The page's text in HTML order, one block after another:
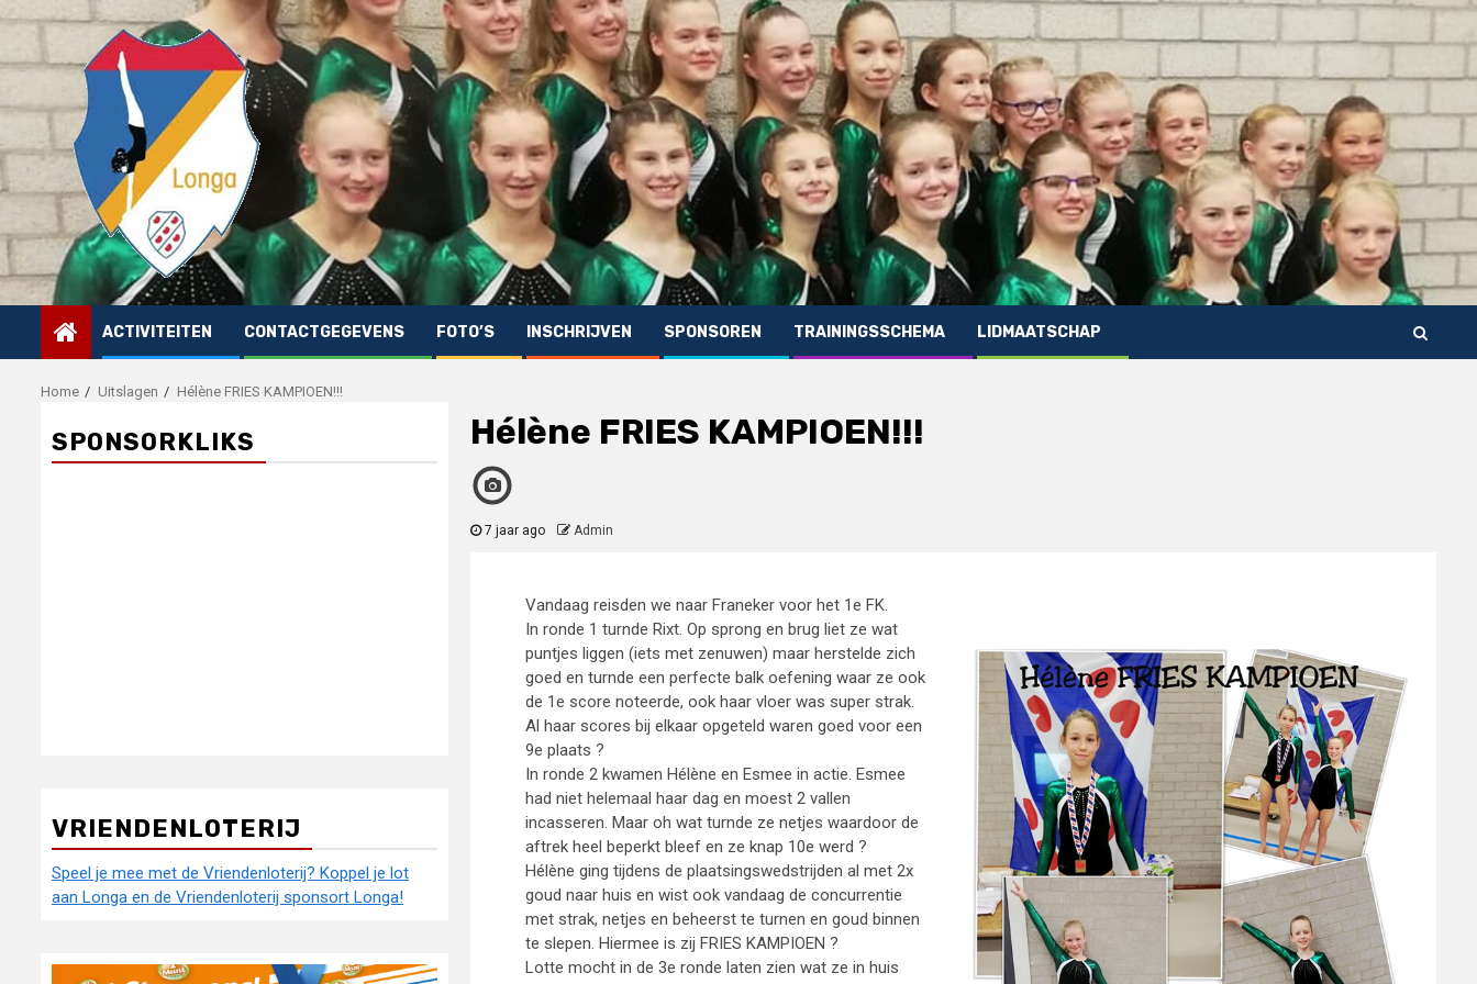
Skip
content
ACTIVITEITEN CONTACTGEGEVENS FOTO’S INSCHRIJVEN SPONSOREN TRAININGSSCHEMA LIDMAATSCHAP
Home Uitslagen Hélène FRIES KAMPIOEN!!!
Hélène FRIES KAMPIOEN!!!
7 jaar ago Admin
Vandaag reisden we naar Franeker voor het 1e FK.
In ronde 1 turnde Rixt. Op sprong en brug liet ze wat
puntjes liggen (iets met zenuwen) maar herstelde zich
goed en turnde een perfecte balk oefening waar ze ook
de 1e score noteerde, ook haar vloer was super strak.
Al haar scores bij elkaar opgeteld waren goed voor een
9e plaats ?
In ronde 2 kwamen Hélène en Esmee in actie. Esmee
had niet helemaal haar dag en moest 2 vallen
incasseren. Maar oh wat turnde ze netjes waardoor de
aftrek heel beperkt bleef en ze knap 10e werd ?
Hélène ging tijdens de plaatsingswedstrijden al met 2x
goud naar huis en wist ook vandaag de concurrentie
met strak, netjes en beheerst te turnen en goud binnen
te slepen. Hiermee is zij FRIES KAMPIOEN ?
Lotte mocht in de 3e ronde laten zien wat ze in huis
SPONSORKLIKS
VRIENDENLOTERIJ
Speel je mee met de Vriendenloterij? Koppel je lot
aan Longa en de Vriendenloterij sponsort Longa!